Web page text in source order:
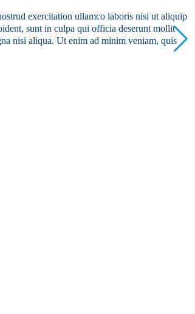
exercitation ullamco laboris nisi ut aliquip
sunt in culpa qui officia deserunt mollit
nisi aliqua. Ut enim ad minim veniam, quis